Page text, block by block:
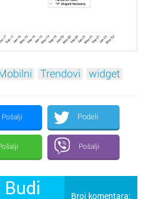
Trendovi widget
Pošalji Podeli
Pošalji
Broj komentara: